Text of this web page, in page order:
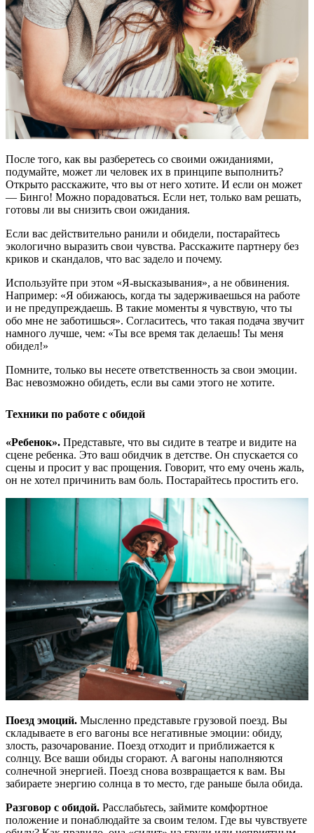
После того, как вы разберетесь со своими ожиданиями,
подумайте, может ли человек их в принципе выполнить?
Открыто расскажите, что вы от него хотите. И если он может
— Бинго! Можно порадоваться. Если нет, только вам решать,
готовы ли вы снизить свои ожидания.
Если вас действительно ранили и обидели, постарайтесь
экологично выразить свои чувства. Расскажите партнеру без
криков и скандалов, что вас задело и почему.
Используйте при этом «Я-высказывания», а не обвинения.
Например: «Я обижаюсь, когда ты задерживаешься на работе
и не предупреждаешь. В такие моменты я чувствую, что ты
обо мне не заботишься». Согласитесь, что такая подача звучит
намного лучше, чем: «Ты все время так делаешь! Ты меня
обидел!»
Помните, только вы несете ответственность за свои эмоции.
Вас невозможно обидеть, если вы сами этого не хотите.
Техники по работе с обидой
«Ребенок». Представьте, что вы сидите в театре и видите на
сцене ребенка. Это ваш обидчик в детстве. Он спускается со
сцены и просит у вас прощения. Говорит, что ему очень жаль,
он не хотел причинить вам боль. Постарайтесь простить его.
Поезд эмоций. Мысленно представьте грузовой поезд. Вы
складываете в его вагоны все негативные эмоции: обиду,
злость, разочарование. Поезд отходит и приближается к
солнцу. Все ваши обиды сгорают. А вагоны наполняются
солнечной энергией. Поезд снова возвращается к вам. Вы
забираете энергию солнца в то место, где раньше была обида.
Разговор с обидой. Расслабьтесь, займите комфортное
положение и понаблюдайте за своим телом. Где вы чувствуете